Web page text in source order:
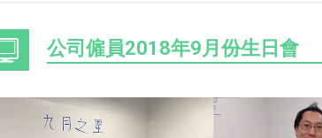
公司僱員2018年9月份生日會